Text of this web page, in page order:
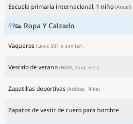
Escuela primaria internacional, 1 niño (Anual)
👕👟 Ropa Y Calzado
Vaqueros (Levis 501 o similar)
Vestido de verano (H&M, Zara, etc.)
Zapatillas deportivas (Adidas, Nike)
Zapatos de vestir de cuero para hombre